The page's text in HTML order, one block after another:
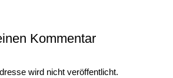
Kommentar
wird nicht veröffentlicht.